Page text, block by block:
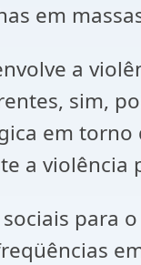
em
a
sim,
em
a
para